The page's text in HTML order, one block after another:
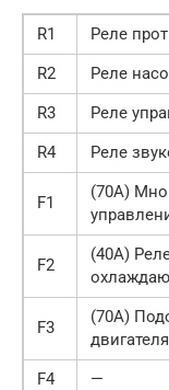
R1
Реле
R2
Реле
R3
Реле
R4
Реле
F1
(70A)
F2
(40A)
F3
(70A)
F4
—